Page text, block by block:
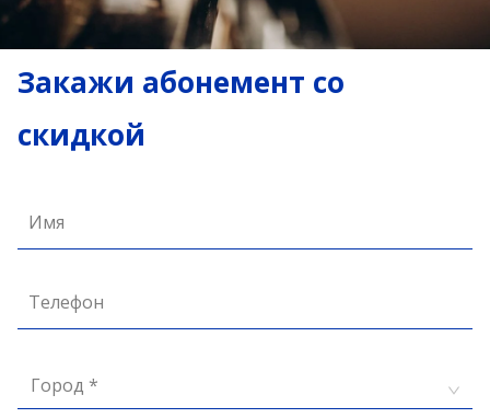
Закажи абонемент со
скидкой
Имя
Телефон
Город *